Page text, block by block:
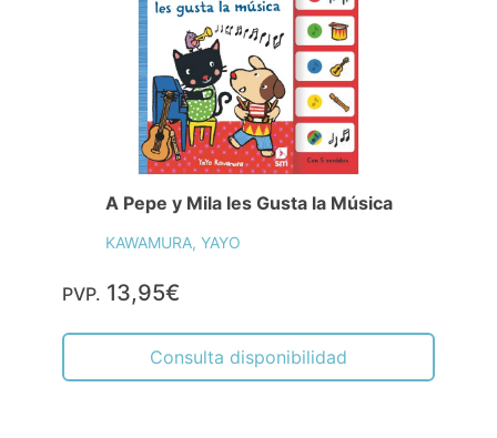
A Pepe y Mila les Gusta la Música
KAWAMURA, YAYO
PVP. 13,95€
Consulta disponibilidad